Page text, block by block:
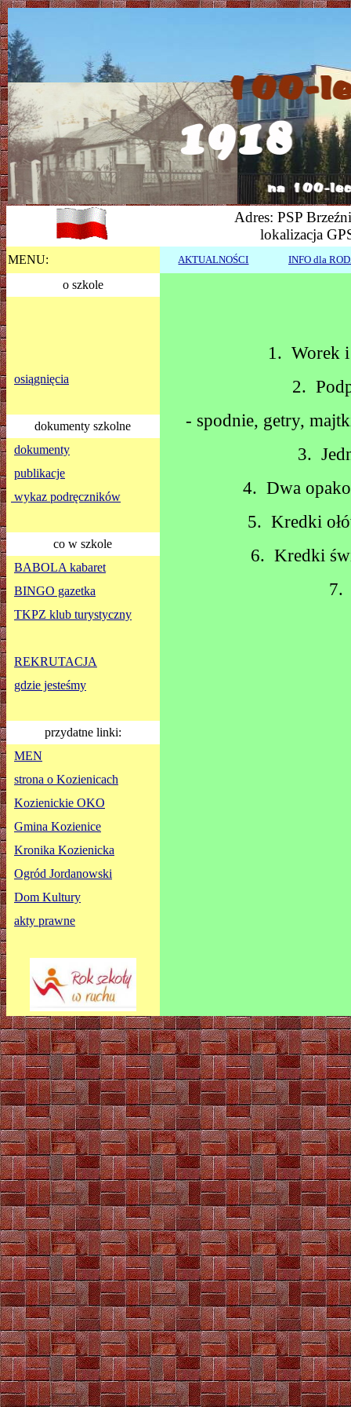
Adres: PSP
lokalizacja
MENU: AKTUALNOŚCI INFO dla
o szkole
1. Worek
2.
- spodnie, getry,
3.
4. Dwa
5. Kredki
6. Kredki
7.
osiągnięcia
dokumenty szkolne
dokumenty
publikacje
wykaz podręczników
co w szkole
BABOLA kabaret
BINGO gazetka
TKPZ klub turystyczny
REKRUTACJA
gdzie jesteśmy
przydatne linki:
MEN
strona o Kozienicach
Kozienickie OKO
Gmina Kozienice
Kronika Kozienicka
Ogród Jordanowski
Dom Kultury
akty prawne